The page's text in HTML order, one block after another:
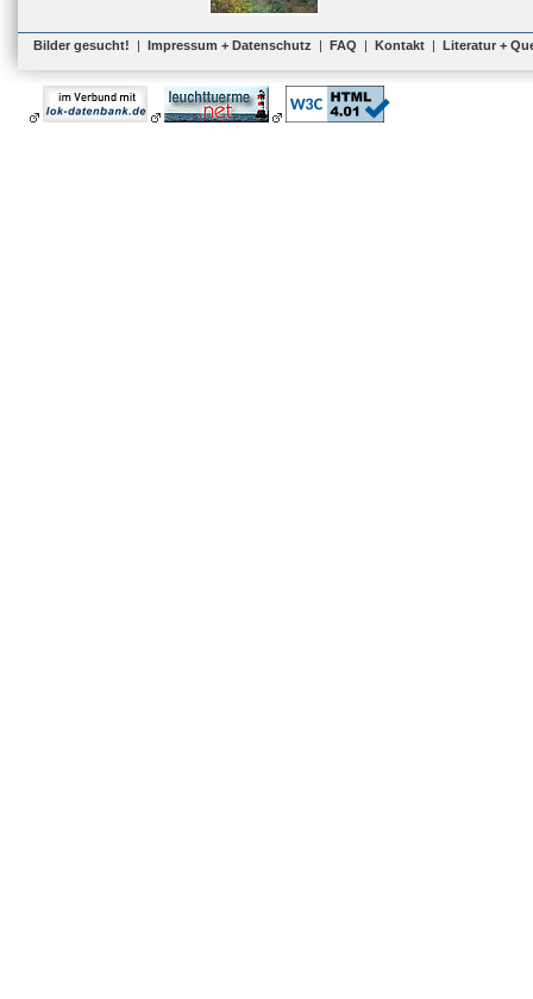
Bilder gesucht! | Impressum + Datenschutz | FAQ | Kontakt | Literatur +